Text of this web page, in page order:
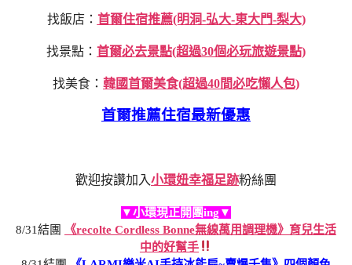
找飯店： 首爾住宿推薦(明洞-弘大-東大門-梨大)
找景點： 首爾必去景點(超過30個必玩旅遊景點)
找美食： 韓國首爾美食(超過40間必吃懶人包)
首爾推薦住宿最新優惠
歡迎按讚加入小環妞幸福足跡粉絲團
▼小環現正開團ing▼
8/31結團
《recolte Cordless Bonne無線萬用調理機》育兒生活
中的好幫手